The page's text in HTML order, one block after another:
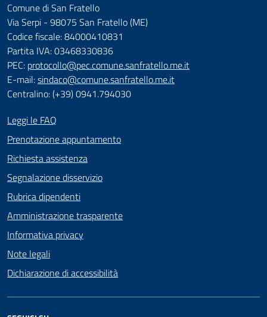
Comune di San Fratello
Via Serpi - 98075 San Fratello (ME)
Codice fiscale: 84000410831
Partita IVA: 03468330836
PEC: protocollo@pec.comune.sanfratello.me.it
E-mail:sindaco@comune.sanfratello.me.it
Centralino: (+39) 0941.794030
Leggi le FAQ
Prenotazione appuntamento
Richiesta assistenza
Segnalazione disservizio
Rubrica dipendenti
Amministrazione trasparente
Informativa privacy
Note legali
Dichiarazione di accessibilità